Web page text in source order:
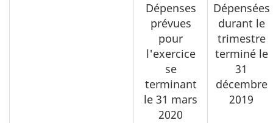
Dépenses
prévues
pour
l'exercice
se
terminant
le 31 mars
2020
Dépensées
durant le
trimestre
terminé le
31
décembre
2019